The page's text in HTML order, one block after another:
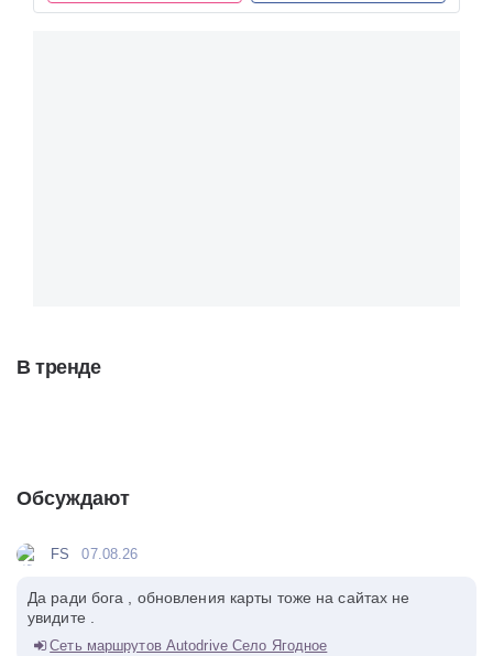
В тренде
Обсуждают
FS 07.08.26
Да ради бога , обновления карты тоже на сайтах не
увидите .
Сеть маршрутов Autodrive Село Ягодное